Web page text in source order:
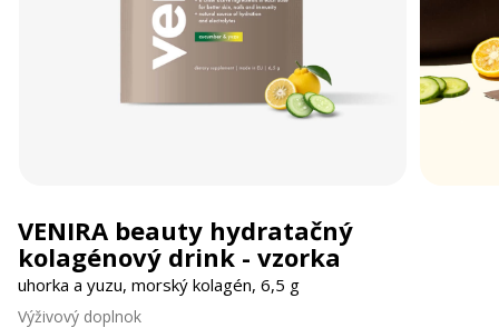
VENIRA beauty hydratačný
kolagénový drink - vzorka
uhorka a yuzu, morský kolagén, 6,5 g
Výživový doplnok